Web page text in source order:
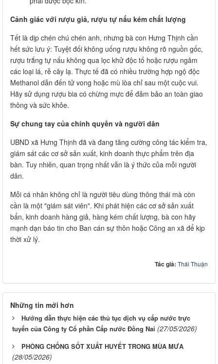
Cảnh giác với rượu giả, rượu tự nấu kém chất lượng
Tết là dịp chén chú chén anh, nhưng bà con Hưng Thịnh cần
hết sức lưu ý: Tuyệt đối không uống rượu không rõ nguồn gốc,
rượu trắng tự nấu không qua lọc khử độc tố hoặc rượu ngâm
các loại lá, rễ cây lạ. Thực tế đã có nhiều trường hợp ngộ độc
Methanol dẫn đến tử vong hoặc mù lòa chỉ sau một cuộc vui.
Hãy sử dụng rượu bia có chừng mực để đảm bảo an toàn giao
thông và sức khỏe.
Sự chung tay của chính quyền và người dân
UBND xã Hưng Thịnh đã và đang tăng cường công tác kiểm tra,
giám sát các cơ sở sản xuất, kinh doanh thực phẩm trên địa
bàn. Tuy nhiên, quan trọng nhất vẫn là ý thức của mỗi người
dân.
Mỗi cá nhân không chỉ là người tiêu dùng thông thái mà còn
cần là một "giám sát viên". Khi phát hiện các cơ sở sản xuất
bẩn, kinh doanh hàng giả, hàng kém chất lượng, bà con hãy
mạnh dạn báo tin cho Ban cán sự thôn hoặc Công an xã để kịp
thời xử lý.
Tác giả: Thái Thuận
Những tin mới hơn
Hướng dẫn thực hiện các thủ tục dịch vụ cấp nước trực
tuyến của Công ty Cổ phần Cấp nước Đồng Nai (27/05/2026)
PHÒNG CHỐNG SỐT XUẤT HUYẾT TRONG MÙA MƯA
(28/05/2026)